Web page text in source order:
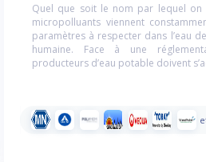
Quel que soit le nom par lequel on
micropolluants viennent
paramètres à respecter dans l’eau
humaine. Face à une
producteurs d’eau potable doivent